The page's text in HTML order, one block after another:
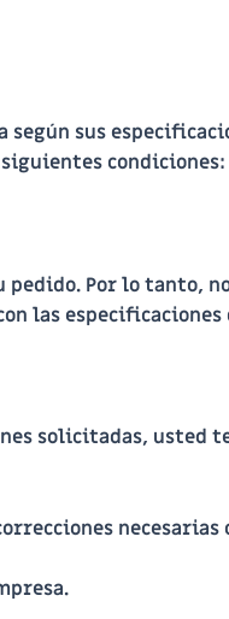
sus
condiciones:
Por lo tanto,
las
solicitadas, usted
necesarias